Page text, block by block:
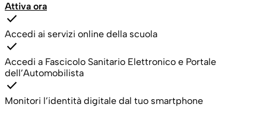
Attiva ora
check
Accedi ai servizi online della scuola
check
Accedi a Fascicolo Sanitario Elettronico e Portale
dell’Automobilista
check
Monitori l’identità digitale dal tuo smartphone